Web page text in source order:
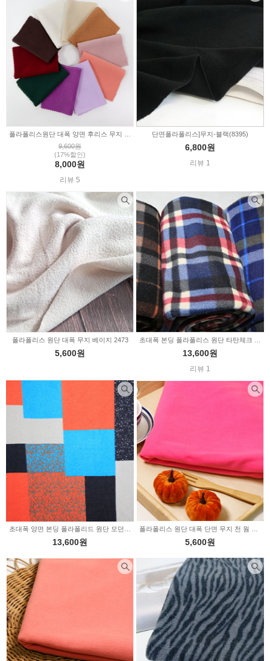
9,600원
(17%할인)
8,000원
리뷰 5
단면폴라폴리스]무지-블랙(8395)
6,800원
리뷰 1
폴라폴리스 원단 대폭 무지 베이지 2473
5,600원 13,600원
리뷰 1
초대폭 양면 본딩 폴라폴리드 원단 모던아트 (345916)
13,600원
폴라폴리스 원단 대폭 단면 무지 천 웜 핑크 348600
5,600원